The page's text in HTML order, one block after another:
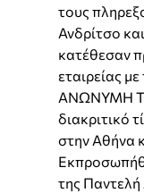
τους
Ανδρίτσο
κατέθεσαν
εταιρείας
ΑΝΩΝΥΜΗ
διακριτικό
στην Αθήνα
της